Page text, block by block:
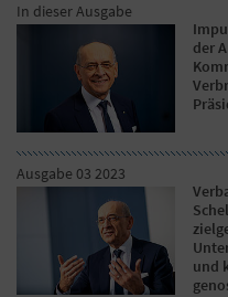
In dieser Ausgabe
der
Ausgabe 03 2023
und